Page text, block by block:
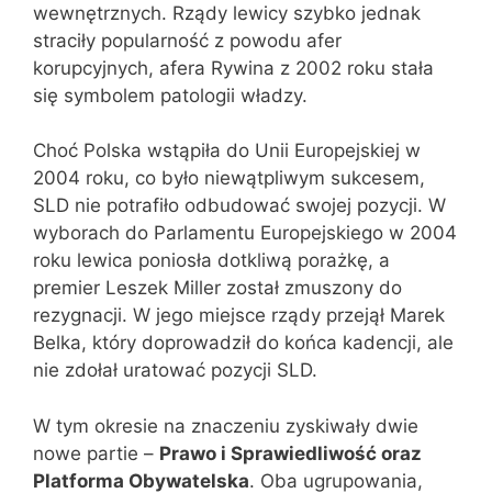
wewnętrznych. Rządy lewicy szybko jednak
straciły popularność z powodu afer
korupcyjnych, afera Rywina z 2002 roku stała
się symbolem patologii władzy.
Choć Polska wstąpiła do Unii Europejskiej w
2004 roku, co było niewątpliwym sukcesem,
SLD nie potrafiło odbudować swojej pozycji. W
wyborach do Parlamentu Europejskiego w 2004
roku lewica poniosła dotkliwą porażkę, a
premier Leszek Miller został zmuszony do
rezygnacji. W jego miejsce rządy przejął Marek
Belka, który doprowadził do końca kadencji, ale
nie zdołał uratować pozycji SLD.
W tym okresie na znaczeniu zyskiwały dwie
nowe partie – Prawo i Sprawiedliwość oraz
Platforma Obywatelska. Oba ugrupowania,